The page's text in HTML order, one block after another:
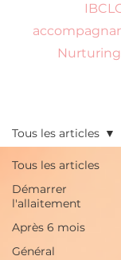
Tous les articles
Démarrer
l'allaitement
Après 6 mois
Général
Tous les articles